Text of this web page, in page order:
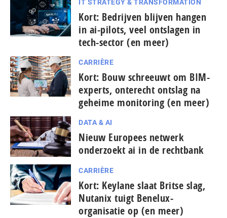
IT STRATEGY & TRANSFORMATION
Kort: Bedrijven blijven hangen
in ai-pilots, veel ontslagen in
tech-sector (en meer)
CARRIÈRE
Kort: Bouw schreeuwt om BIM-
experts, onterecht ontslag na
geheime monitoring (en meer)
DATA & AI
Nieuw Europees netwerk
onderzoekt ai in de rechtbank
CARRIÈRE
Kort: Keylane slaat Britse slag,
Nutanix tuigt Benelux-
organisatie op (en meer)